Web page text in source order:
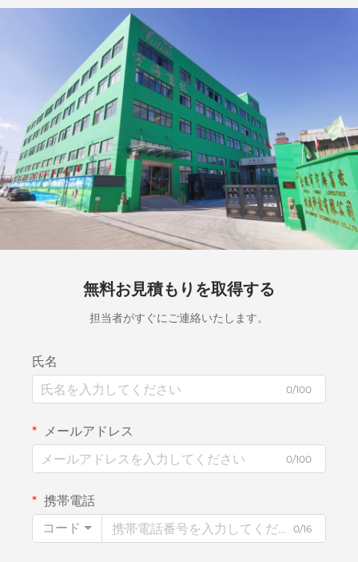
無料お見積もりを取得する
担当者がすぐにご連絡いたします。
氏名
0/100
メールアドレス
0/100
携帯電話
コード
0/16